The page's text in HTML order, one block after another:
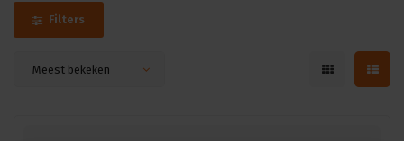
Filters
Meest bekeken